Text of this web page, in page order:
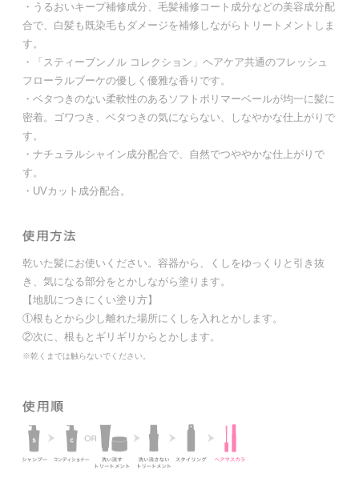
・うるおいキープ補修成分、毛髪補修コート成分などの美容成分配
合で、白髪も既染毛もダメージを補修しながらトリートメントしま
す。
・「スティーブンノル コレクション」ヘアケア共通のフレッシュ
フローラルブーケの優しく優雅な香りです。
・ベタつきのない柔軟性のあるソフトポリマーベールが均一に髪に
密着。ゴワつき、ベタつきの気にならない、しなやかな仕上がりで
す。
・ナチュラルシャイン成分配合で、自然でつややかな仕上がりで
す。
・UVカット成分配合。
乾いた髪にお使いください。容器から、くしをゆっくりと引き抜
き、気になる部分をとかしながら塗ります。
【地肌につきにくい塗り方】
①根もとから少し離れた場所にくしを入れとかします。
②次に、根もとギリギリからとかします。
※乾くまでは触らないでください。